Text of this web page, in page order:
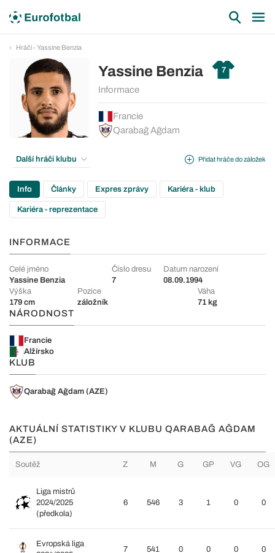
Hráči - Yassine Benzia
Yassine Benzia 7
Informace
Francie
Qarabağ Ağdam
Přidat hráče do záložek
Další hráči klubu
Info Články Expres zprávy Kariéra - klub
Kariéra - reprezentace
INFORMACE
Celé jméno
Yassine Benzia
Číslo dresu
7
Datum narození
08.09.1994
Výška
179 cm
Pozice
záložník
Váha
71 kg
NÁRODNOST
Francie
Alžírsko
KLUB
Qarabağ Ağdam (AZE)
AKTUÁLNÍ STATISTIKY V KLUBU QARABAĞ AĞDAM
(AZE)
Soutěž Z M G GP VG OG
Liga mistrů
2024/2025
(předkola)
6 546 3 1 0 0
Evropská liga
7 541 0 0 0 0